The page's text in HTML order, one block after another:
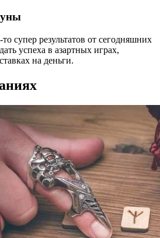
супер результатов от сегодняшних
успеха в азартных играх,
на деньги.